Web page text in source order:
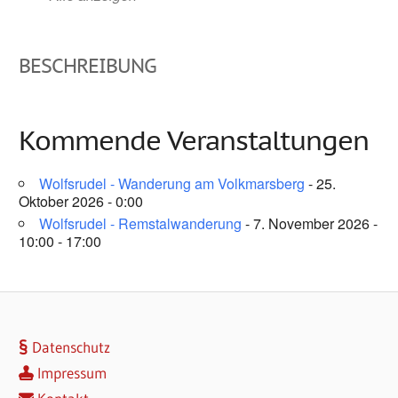
BESCHREIBUNG
Kommende Veranstaltungen
Wolfsrudel - Wanderung am Volkmarsberg - 25.
Oktober 2026 - 0:00
Wolfsrudel - Remstalwanderung - 7. November 2026 -
10:00 - 17:00
Datenschutz
Impressum